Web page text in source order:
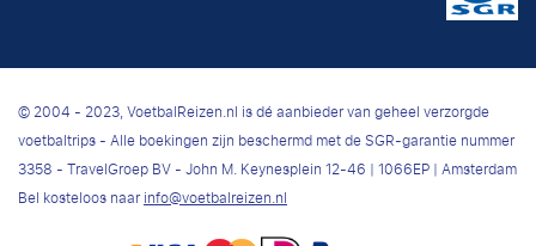
© 2004 - 2023, VoetbalReizen.nl is dé aanbieder van geheel verzorgde
voetbaltrips - Alle boekingen zijn beschermd met de SGR-garantie nummer
3358 - TravelGroep BV - John M. Keynesplein 12-46 | 1066EP | Amsterdam
Bel kosteloos naarinfo@voetbalreizen.nl